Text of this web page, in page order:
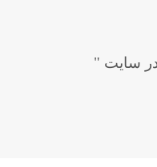
سایت "